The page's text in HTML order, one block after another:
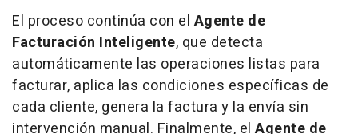
El proceso continúa con el Agente de
Facturación Inteligente, que detecta
automáticamente las operaciones listas para
facturar, aplica las condiciones específicas de
cada cliente, genera la factura y la envía sin
intervención manual. Finalmente, el Agente de